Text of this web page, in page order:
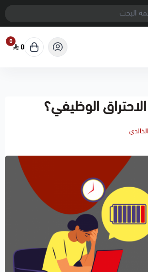
العالي للتدريب
0
0
الوظيفي؟